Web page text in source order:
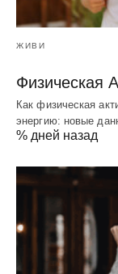
ЖИВИ
Физическая
Как физическая
энергию: новые
% дней назад